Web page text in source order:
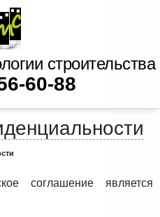
строительства
60-88
соглашение является